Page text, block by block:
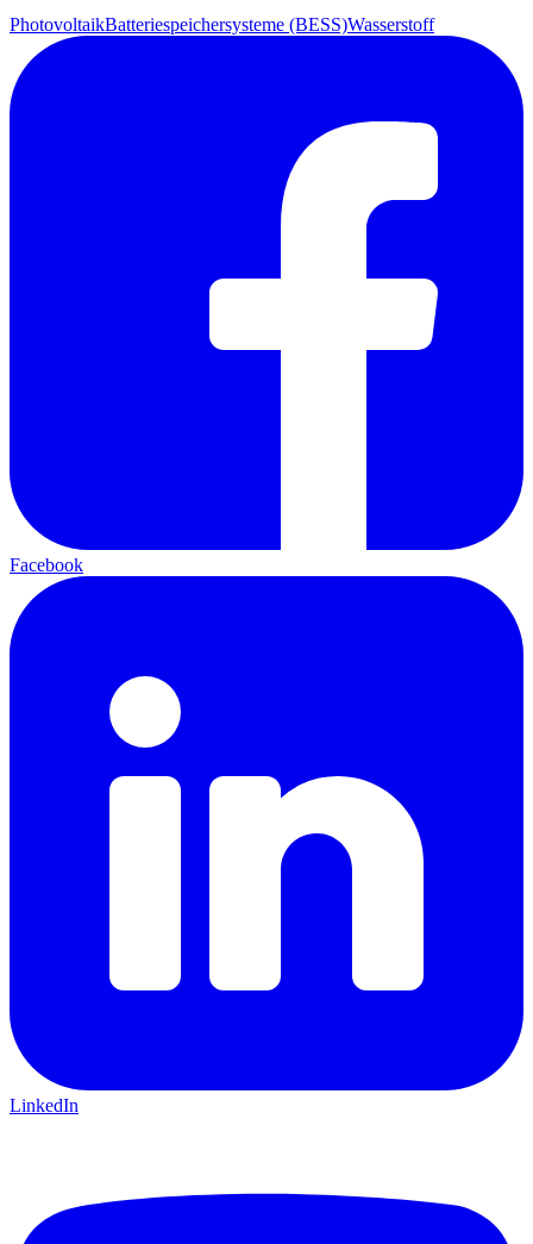
PhotovoltaikBatteriespeichersysteme (BESS)Wasserstoff
Facebook
LinkedIn